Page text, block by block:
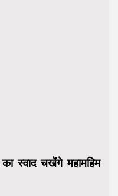
स्वाद चखेंगे महामहिम